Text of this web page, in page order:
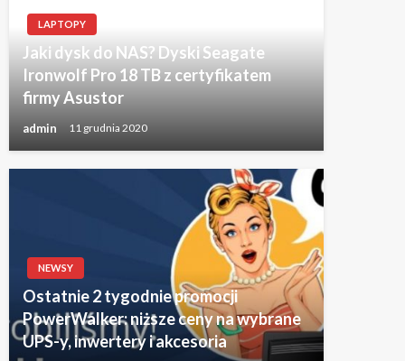
LAPTOPY
Jaki dysk do NAS? Dyski Seagate
Ironwolf Pro 18 TB z certyfikatem
firmy Asustor
admin 11 grudnia 2020
NEWSY
Ostatnie 2 tygodnie promocji
PowerWalker: niższe ceny na wybrane
UPS-y, inwertery i akcesoria